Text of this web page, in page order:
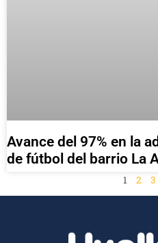
Avance del 97% en la
de fútbol del barrio La
1 2 3